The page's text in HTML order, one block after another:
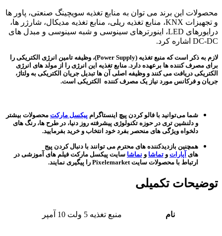
محصولات این برند می توان به منابع تغذیه سویچینگ صنعتی، پاور ها
و تجهیزات KNX، منابع تغذیه ریلی، منابع تغذیه مدیکال، شارژر ها،
درایورهای LED، اینورترهای سینوسی و شبه سینوسی و مبدل های
DC-DC اشاره کرد.
لازم به ذکر است که منبع تغذیه (Power Supply)، وظیفه تامین انرژی الکتریکی را
برای مصرف کننده ها برعهده دارد. منابع تغذیه این انرژی را از مولد های انرژی
الکتریکی دریافت می کنند و وظیفه اصلی آن ها تبدیل جریان الکتریکی به ولتاژ،
جریان و فرکانس مورد نیاز یک مصرف کننده الکتریکی است.
شما می‌توانید با فالو کردن پیچ اینستاگرام پیکسل مارکت محصولات بیشتر
و دلنشین تری در حوزه تکنولوژی پیشرفته روز دنیا، در طرح ها، رنگ های
دلخواه ویژگی های منحصر بفرد خود انتخاب و خرید بفرمایید.
همچنین بازدیدکننده های محترم می توانند با دنبال کردن پیج
های آپارات و تماشا و نماشا سایت پیکسل مارکت فیلم های آموزشی در
ارتباط با محصولات سایت Pixelemarket را پیگیری نمایند.
توضیحات تکمیلی
نام منبع تغذیه 5 ولت 10 آمپر